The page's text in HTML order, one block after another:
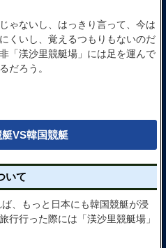
ゃないし、はっきり言って、今は
くいし、覚えるつもりもないのだ
「渼沙里競艇場」には足を運んで
だろう。
VS韓国競艇
いて
、もっと日本にも韓国競艇が浸
行行った際には「渼沙里競艇場」